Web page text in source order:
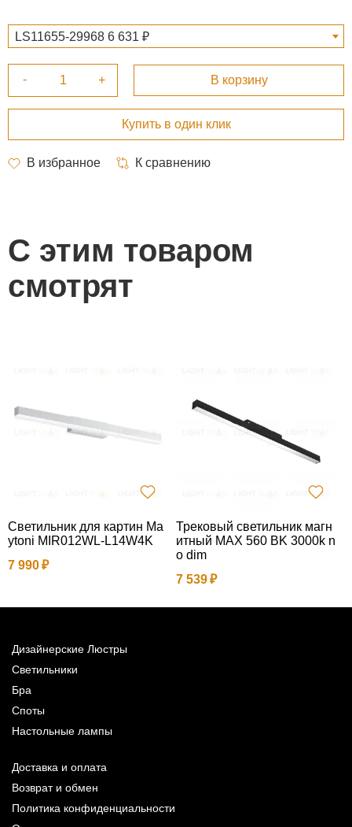
LS11655-29968 6 631 ₽
С этим товаром
смотрят
Светильник для картин Ma
ytoni MIR012WL-L14W4K
7 990
Трековый светильник магн
итный MAX 560 BK 3000k n
o dim
7 539
Дизайнерские Люстры
Светильники
Бра
Споты
Настольные лампы
Доставка и оплата
Возврат и обмен
Политика конфиденциальности